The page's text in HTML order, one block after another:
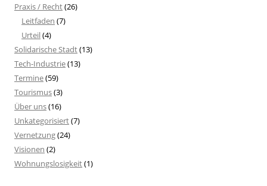
Praxis / Recht(26)
Leitfaden (7)
Urteil(4)
Solidarische Stadt(13)
Tech-Industrie(13)
Termine(59)
Tourismus(3)
Über uns(16)
Unkategorisiert(7)
Vernetzung(24)
Visionen (2)
Wohnungslosigkeit(1)